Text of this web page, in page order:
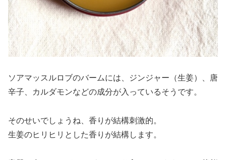
ソアマッスルロブのバームには、ジンジャー（生姜）、唐
辛子、カルダモンなどの成分が入っているそうです。
そのせいでしょうね、香りが結構刺激的。
生姜のヒリヒリとした香りが結構します。